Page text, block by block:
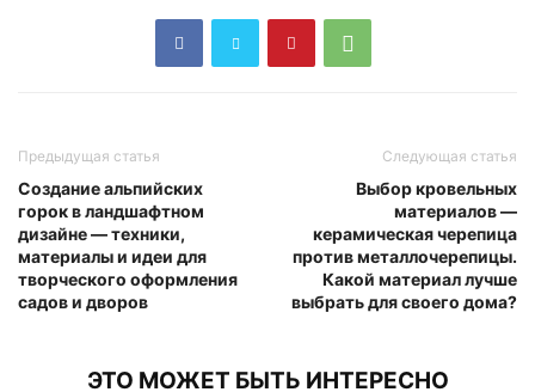
Предыдущая статья
Создание альпийских
горок в ландшафтном
дизайне — техники,
материалы и идеи для
творческого оформления
садов и дворов
Следующая статья
Выбор кровельных
материалов —
керамическая черепица
против металлочерепицы.
Какой материал лучше
выбрать для своего дома?
ЭТО МОЖЕТ БЫТЬ ИНТЕРЕСНО